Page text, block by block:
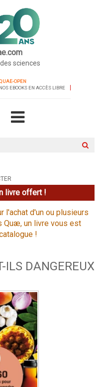
sciences
OPEN
NOS EBOOKS EN ACCÈS LIBRE
livre offert !
l'achat d'un ou plusieurs
Quæ, un livre vous est
!
ILS DANGEREUX